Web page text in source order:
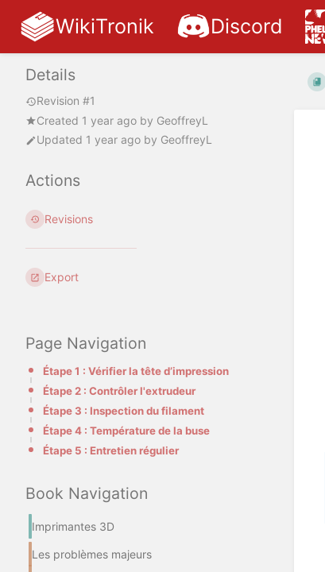
WikiTronik Discord
Page Navigation
Étape 1 : Vérifier la tête d’impression
Étape 2 : Contrôler l'extrudeur
Étape 3 : Inspection du filament
Étape 4 : Température de la buse
Étape 5 : Entretien régulier
Book Navigation
Imprimantes 3D
Les problèmes majeurs
Details
Revision #1
Created 1 year ago by GeoffreyL
Updated 1 year ago by GeoffreyL
Actions
Revisions
Export